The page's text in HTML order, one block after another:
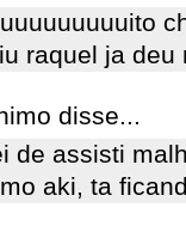
raquel ja deu
disse...
de assisti
aki, ta